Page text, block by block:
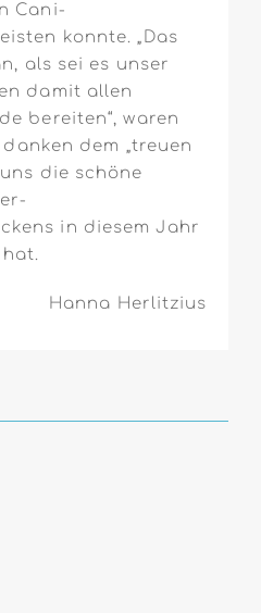
Cani-
konnte. „Das
als sei es unser
damit allen
bereiten“, waren
dem „treuen
die schöne
in diesem Jahr
Hanna Herlitzius